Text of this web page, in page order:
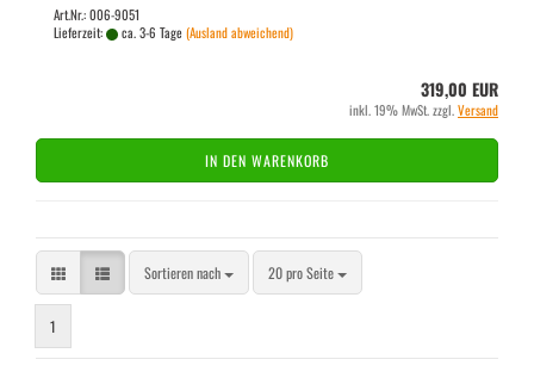
Art.Nr.: 006-9051
Lieferzeit:
ca. 3-6 Tage(Ausland abweichend)
319,00 EUR
inkl. 19% MwSt. zzgl.Versand
IN DEN WARENKORB
Sortieren nach
Sortieren nach 20 pro Seite
pro Seite
1